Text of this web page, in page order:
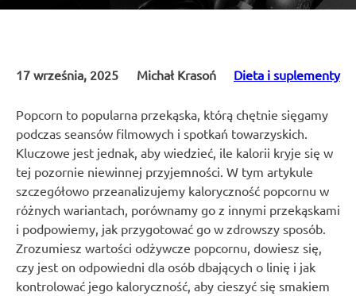
17 września, 2025 Michał Krasoń Dieta i suplementy
Popcorn to popularna przekąska, którą chętnie sięgamy
podczas seansów filmowych i spotkań towarzyskich.
Kluczowe jest jednak, aby wiedzieć, ile kalorii kryje się w
tej pozornie niewinnej przyjemności. W tym artykule
szczegółowo przeanalizujemy kaloryczność popcornu w
różnych wariantach, porównamy go z innymi przekąskami
i podpowiemy, jak przygotować go w zdrowszy sposób.
Zrozumiesz wartości odżywcze popcornu, dowiesz się,
czy jest on odpowiedni dla osób dbających o linię i jak
kontrolować jego kaloryczność, aby cieszyć się smakiem